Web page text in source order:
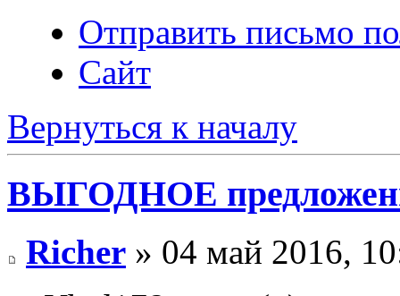
Отправить письмо
Сайт
Вернуться к началу
ВЫГОДНОЕ
Richer » 04 май 2016,